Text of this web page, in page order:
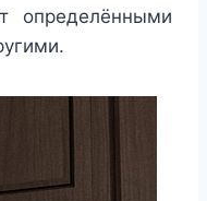
определёнными